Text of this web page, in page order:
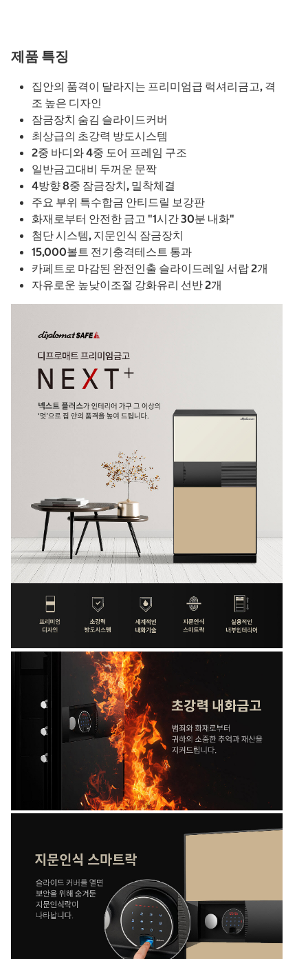
제품 특징
집안의 품격이 달라지는 프리미엄급 럭셔리금고, 격
조 높은 디자인
잠금장치 숨김 슬라이드커버
최상급의 초강력 방도시스템
2중 바디와 4중 도어 프레임 구조
일반금고대비 두꺼운 문짝
4방향 8중 잠금장치, 밀착체결
주요 부위 특수합금 안티드릴 보강판
화재로부터 안전한 금고 "1시간 30분 내화"
첨단 시스템, 지문인식 잠금장치
15,000볼트 전기충격테스트 통과
카페트로 마감된 완전인출 슬라이드레일 서랍 2개
자유로운 높낮이조절 강화유리 선반 2개